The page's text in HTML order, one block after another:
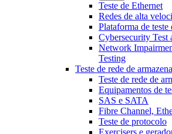
Teste de Ethernet
Redes de alta
Plataforma de
Cybersecurity Test
Network
Testing
Teste de rede de
Teste de rede de
Equipamentos de
SAS e SATA
Fibre Channel,
Teste de protocolo